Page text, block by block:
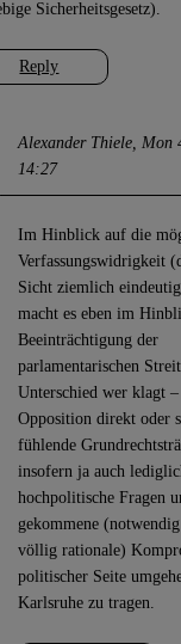
Reply
Sicherheitsgesetz).
Alexander Thiele
Mon
14:27
Im Hinblick auf die
Verfassungswidrigkeit
Sicht ziemlich
macht es eben im
Beeinträchtigung der
parlamentarischen
Unterschied wer klagt
Opposition direkt oder
fühlende
insofern ja auch
hochpolitische Fragen
gekommene
völlig rationale)
politischer Seite
Karlsruhe zu tragen.